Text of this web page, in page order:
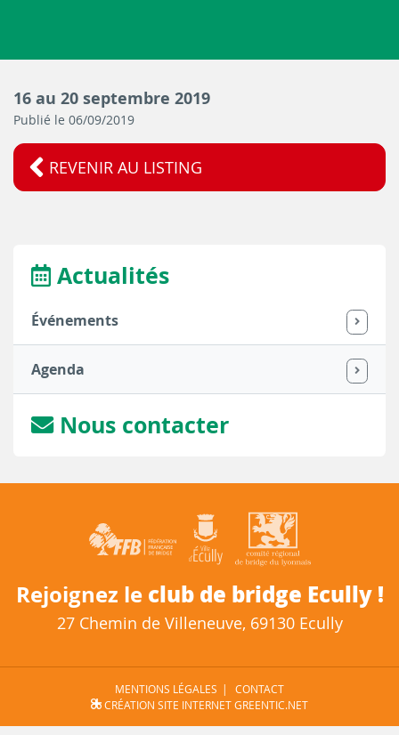
16 au 20 septembre 2019
Publié le 06/09/2019
REVENIR AU LISTING
Actualités
Événements
Agenda
Nous contacter
Rejoignez le club de bridge Ecully !
27 Chemin de Villeneuve, 69130 Ecully
MENTIONS LÉGALES
CONTACT
CRÉATION SITE INTERNET GREENTIC.NET